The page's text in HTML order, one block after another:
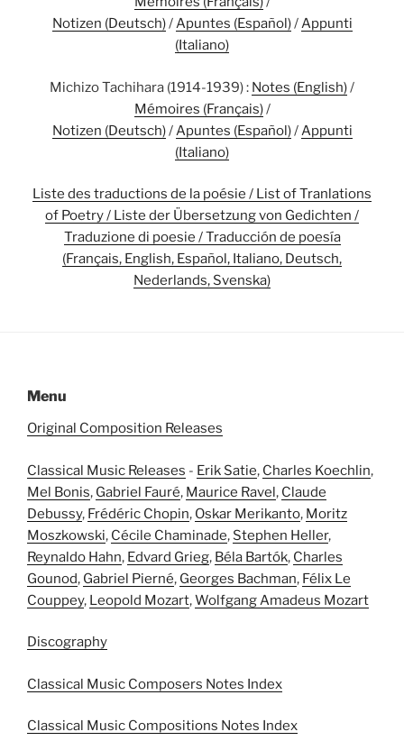
Notizen (Deutsch)/Apuntes (Español)/Appunti
(Italiano)
Michizo Tachihara (1914-1939) : Notes (English)/
Mémoires (Français)/
Notizen (Deutsch)/ Apuntes (Español)/ Appunti
(Italiano)
Liste des traductions de la poésie / List of Tranlations
of Poetry / Liste der Übersetzung von Gedichten /
Traduzione di poesie / Traducción de poesía
(Français, English, Español, Italiano, Deutsch,
Nederlands, Svenska)
Menu
Original Composition Releases
Classical Music Releases - Erik Satie, Charles Koechlin,
Mel Bonis, Gabriel Fauré, Maurice Ravel, Claude
Debussy, Frédéric Chopin, Oskar Merikanto, Moritz
Moszkowski, Cécile Chaminade, Stephen Heller,
Reynaldo Hahn, Edvard Grieg, Béla Bartók, Charles
Gounod, Gabriel Pierné, Georges Bachman, Félix Le
Couppey, Leopold Mozart,Wolfgang Amadeus Mozart
Discography
Classical Music Composers Notes Index
Classical Music Compositions Notes Index